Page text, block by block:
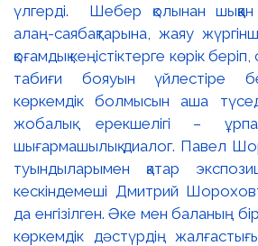
үлгерді. Шебер қолынан шыққан
алаң-саябақтарына, жаяу
қоғамдық кеңістіктерге көрік
табиғи бояуын үйлестіре
көркемдік болмысын аша
жобалық ерекшелігі –
шығармашылық диалог. Павел
туындыларымен қатар
кескіндемеші Дмитрий
да енгізілген. Әке мен баланың
көркемдік дәстүрдің